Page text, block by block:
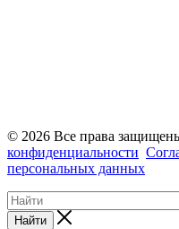
© 2026 Все права
конфиденциальности
персональных данных
Найти